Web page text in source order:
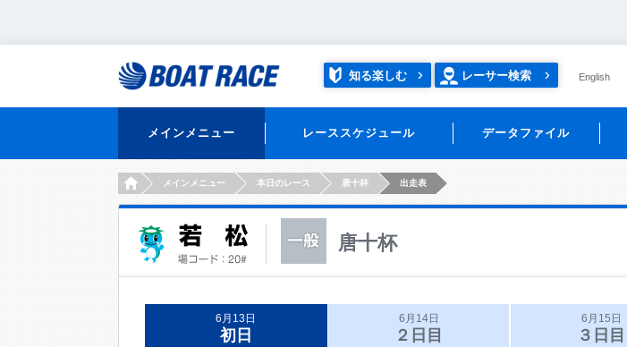
知る楽しむ レーサー検索 English
メインメニュー レーススケジュール データファイル
HOMEメインメニュー 本日のレース 唐十杯 出走表
唐十杯
6月13日
初日
6月14日
２日目
6月15日
３日目